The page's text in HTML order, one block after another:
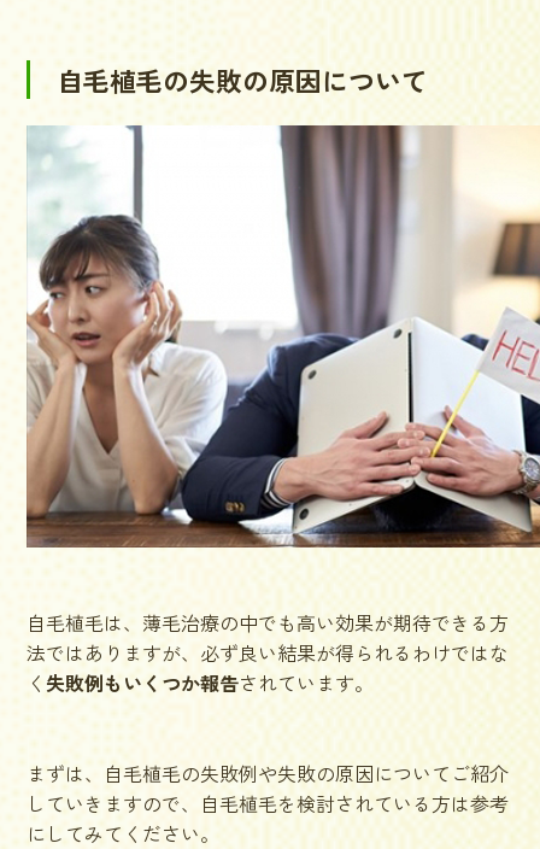
自毛植毛の失敗の原因について
自毛植毛は、薄毛治療の中でも高い効果が期待できる方
法ではありますが、必ず良い結果が得られるわけではな
く 失敗例もいくつか報告されています。
まずは、自毛植毛の失敗例や失敗の原因についてご紹介
していきますので、自毛植毛を検討されている方は参考
にしてみてください。